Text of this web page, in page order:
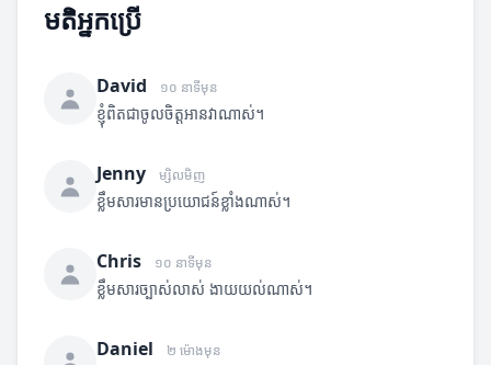
មតិអ្នកប្រើ
David ១០ នាទីមុន
ខ្ញុំពិតជាចូលចិត្តអានវាណាស់។
Jenny ម្សិលមិញ
ខ្លឹមសារមានប្រយោជន៍ខ្លាំងណាស់។
Chris ១០ នាទីមុន
ខ្លឹមសារច្បាស់លាស់ ងាយយល់ណាស់។
Daniel ២ ម៉ោងមុន